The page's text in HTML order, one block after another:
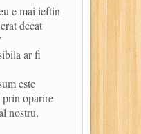
e mai ieftin
decat
ar fi
este
prin oparire
nostru,